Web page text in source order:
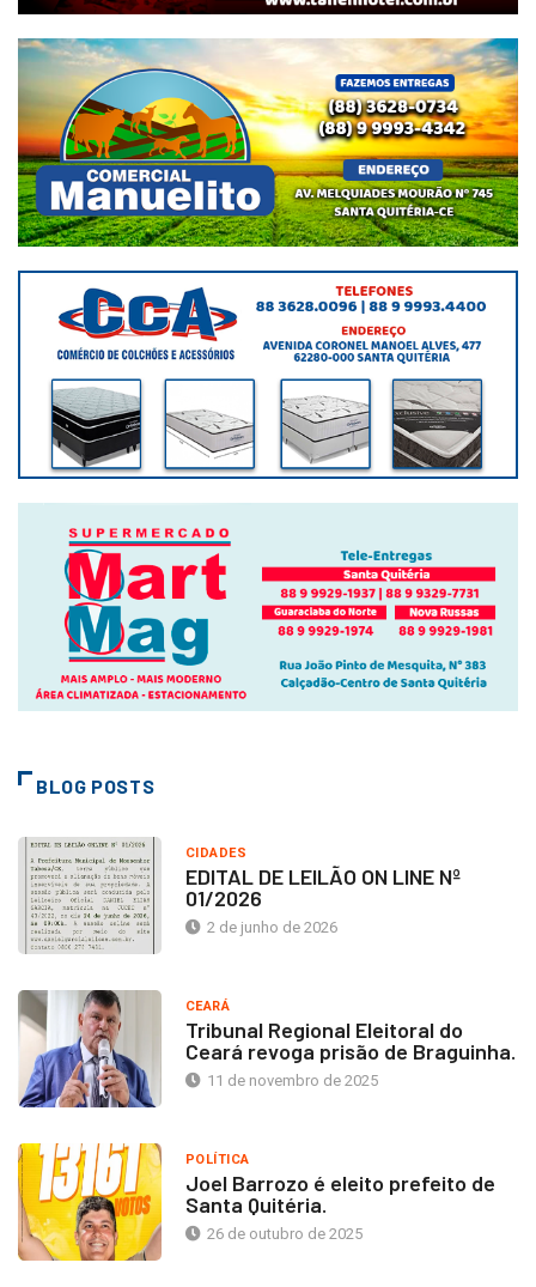
BLOG POSTS
CIDADES
EDITAL DE LEILÃO ON LINE Nº
01/2026
2 de junho de 2026
CEARÁ
Tribunal Regional Eleitoral do
Ceará revoga prisão de Braguinha.
11 de novembro de 2025
POLÍTICA
Joel Barrozo é eleito prefeito de
Santa Quitéria.
26 de outubro de 2025